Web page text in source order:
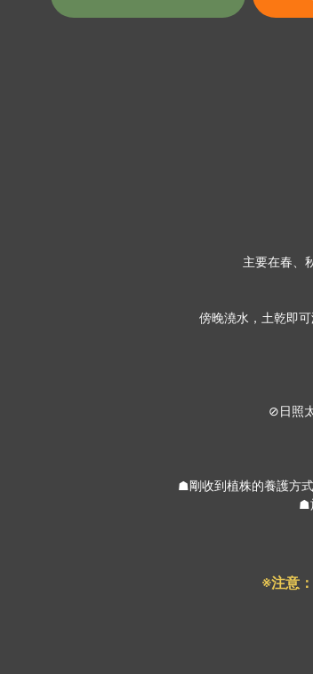
主要在春、
傍晚澆水，土乾即
⊘日照
☗剛收到植株的養護方
☗
※注意